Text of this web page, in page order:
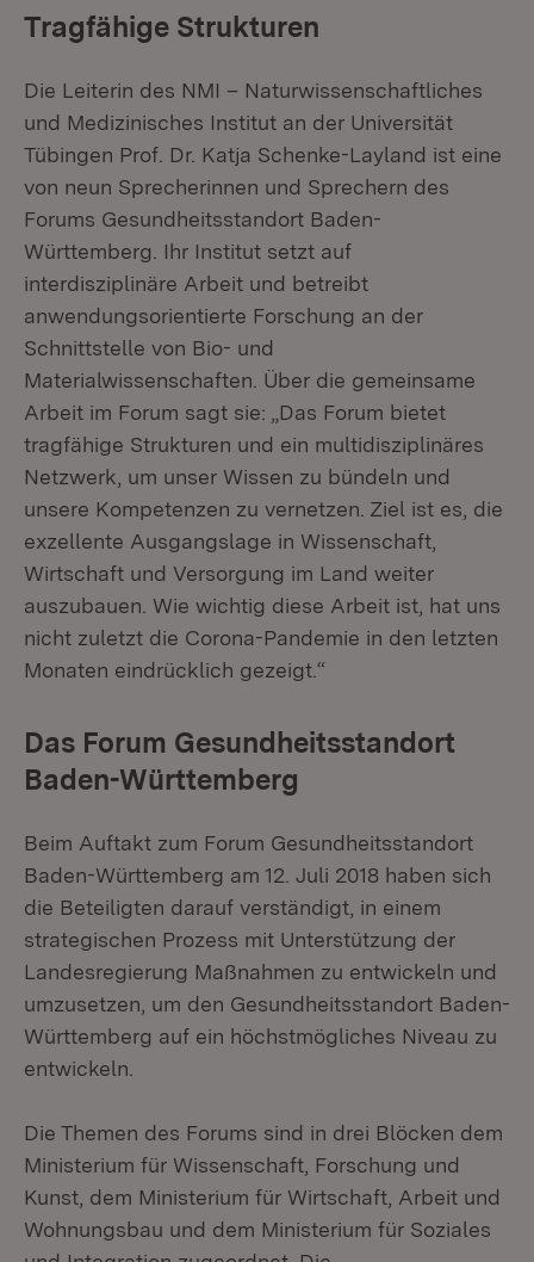
Tragfähige Strukturen
Die Leiterin des NMI – Naturwissenschaftliches
und Medizinisches Institut an der Universität
Tübingen Prof. Dr. Katja Schenke-Layland ist eine
von neun Sprecherinnen und Sprechern des
Forums Gesundheitsstandort Baden-
Württemberg. Ihr Institut setzt auf
interdisziplinäre Arbeit und betreibt
anwendungsorientierte Forschung an der
Schnittstelle von Bio- und
Materialwissenschaften. Über die gemeinsame
Arbeit im Forum sagt sie: „Das Forum bietet
tragfähige Strukturen und ein multidisziplinäres
Netzwerk, um unser Wissen zu bündeln und
unsere Kompetenzen zu vernetzen. Ziel ist es, die
exzellente Ausgangslage in Wissenschaft,
Wirtschaft und Versorgung im Land weiter
auszubauen. Wie wichtig diese Arbeit ist, hat uns
nicht zuletzt die Corona-Pandemie in den letzten
Monaten eindrücklich gezeigt.“
Das Forum Gesundheitsstandort
Baden-Württemberg
Beim Auftakt zum Forum Gesundheitsstandort
Baden-Württemberg am 12. Juli 2018 haben sich
die Beteiligten darauf verständigt, in einem
strategischen Prozess mit Unterstützung der
Landesregierung Maßnahmen zu entwickeln und
umzusetzen, um den Gesundheitsstandort Baden-
Württemberg auf ein höchstmögliches Niveau zu
entwickeln.
Die Themen des Forums sind in drei Blöcken dem
Ministerium für Wissenschaft, Forschung und
Kunst, dem Ministerium für Wirtschaft, Arbeit und
Wohnungsbau und dem Ministerium für Soziales